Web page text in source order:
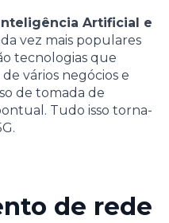
Artificial e
vez mais populares
tecnologias que
vários negócios e
de tomada de
Tudo isso torna-
de rede